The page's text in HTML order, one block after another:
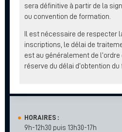
sera définitive à partir de la
ou convention de formation.
Il est nécessaire de respecter
inscriptions, le délai de
est au généralement de
réserve du délai d’obtention
HORAIRES :
9h-12h30 puis 13h30-17h